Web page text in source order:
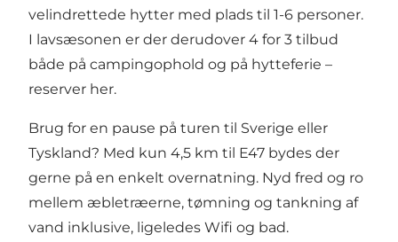
velindrettede hytter med plads til 1-6 personer.
I lavsæsonen er der derudover 4 for 3 tilbud
både på campingophold og på hytteferie –
reserver her.
Brug for en pause på turen til Sverige eller
Tyskland? Med kun 4,5 km til E47 bydes der
gerne på en enkelt overnatning. Nyd fred og ro
mellem æbletræerne, tømning og tankning af
vand inklusive, ligeledes Wifi og bad.